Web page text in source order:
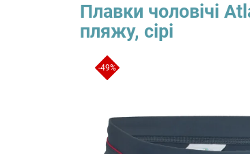
Плавки чоловічі
пляжу, сірі
-49%